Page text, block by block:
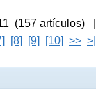
(157 artículos) |
[8] [9] [10] >> >|